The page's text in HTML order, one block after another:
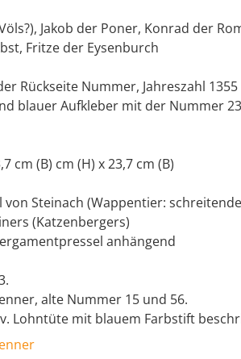
Jakob der Poner, Konrad der
Fritze der Eysenburch
Rückseite Nummer, Jahreszahl
blauer Aufkleber mit der Nummer
cm (B) cm (H) x 23,7 cm (B)
von Steinach (Wappentier:
(Katzenbergers)
anhängend
alte Nummer 15 und 56.
Lohntüte mit blauem Farbstift